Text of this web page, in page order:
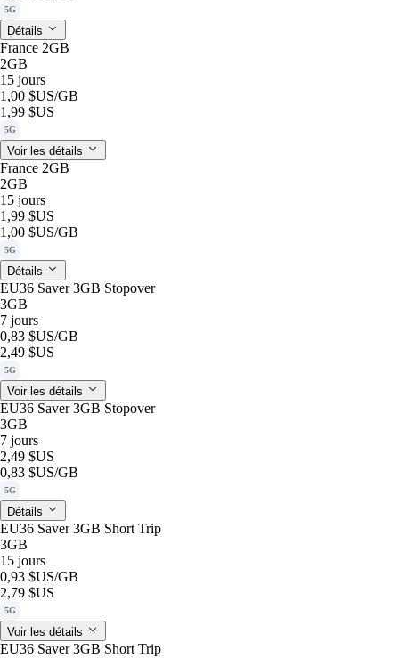
5G
Détails
France 2GB
2GB
15 jours
1,00 $US/GB
1,99 $US
5G
Voir les détails
France 2GB
2GB
15 jours
1,99 $US
1,00 $US/GB
5G
Détails
EU36 Saver 3GB Stopover
3GB
7 jours
0,83 $US/GB
2,49 $US
5G
Voir les détails
EU36 Saver 3GB Stopover
3GB
7 jours
2,49 $US
0,83 $US/GB
5G
Détails
EU36 Saver 3GB Short Trip
3GB
15 jours
0,93 $US/GB
2,79 $US
5G
Voir les détails
EU36 Saver 3GB Short Trip